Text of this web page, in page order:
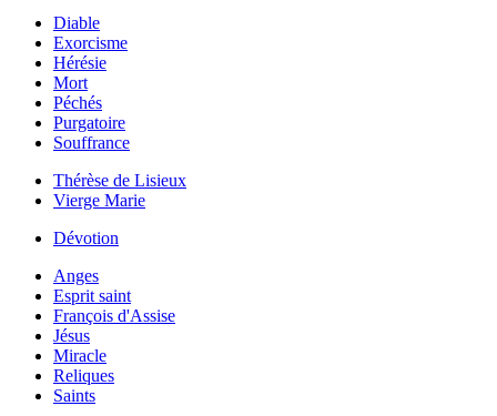
Diable
Exorcisme
Hérésie
Mort
Péchés
Purgatoire
Souffrance
Thérèse de Lisieux
Vierge Marie
Dévotion
Anges
Esprit saint
François d'Assise
Jésus
Miracle
Reliques
Saints